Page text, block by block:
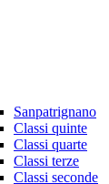
Sanpatrignano
Classi quinte
Classi quarte
Classi terze
Classi seconde